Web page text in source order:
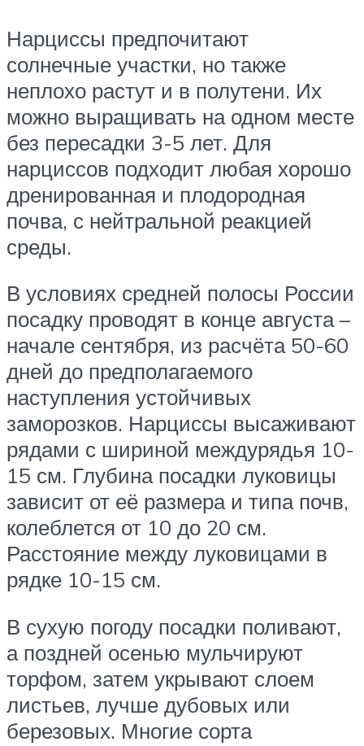
Нарциссы предпочитают
солнечные участки, но также
неплохо растут и в полутени. Их
можно выращивать на одном месте
без пересадки 3-5 лет. Для
нарциссов подходит любая хорошо
дренированная и плодородная
почва, с нейтральной реакцией
среды.
В условиях средней полосы России
посадку проводят в конце августа –
начале сентября, из расчёта 50-60
дней до предполагаемого
наступления устойчивых
заморозков. Нарциссы высаживают
рядами с шириной междурядья 10-
15 см. Глубина посадки луковицы
зависит от её размера и типа почв,
колеблется от 10 до 20 см.
Расстояние между луковицами в
рядке 10-15 см.
В сухую погоду посадки поливают,
а поздней осенью мульчируют
торфом, затем укрывают слоем
листьев, лучше дубовых или
березовых. Многие сорта